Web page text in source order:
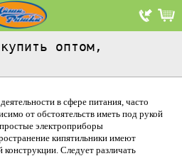
оптом,
в сфере питания, часто
от обстоятельств иметь под рукой
электроприборы
кипятильники имеют
Следует различать